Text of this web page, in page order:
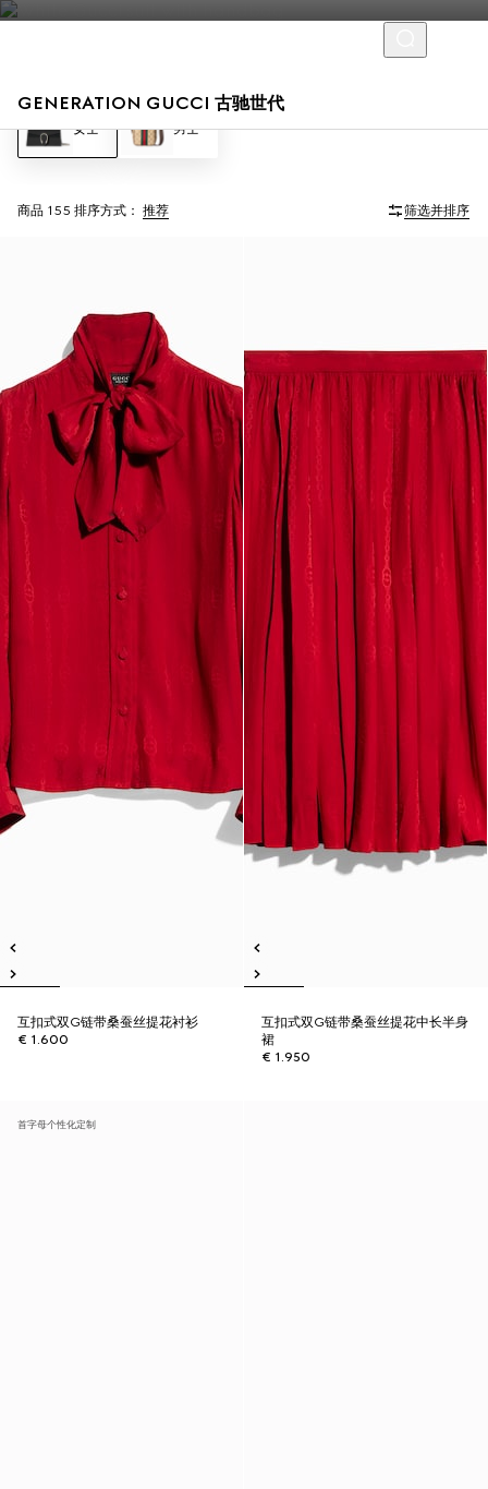
GENERATION GUCCI 古驰世代
女士 男士
商品 155 排序方式： 推荐 筛选并排序
互扣式双G链带桑蚕丝提花衬衫
€ 1.600
互扣式双G链带桑蚕丝提花中长半身
裙
€ 1.950
首字母个性化定制